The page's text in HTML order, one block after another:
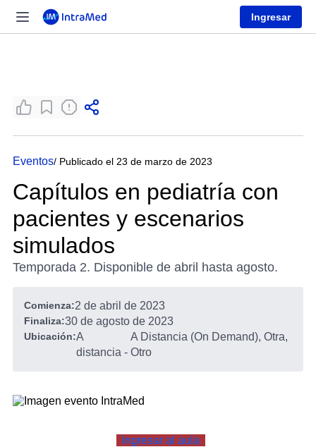
Ingresar
Eventos/ Publicado el 23 de marzo de 2023
Capítulos en pediatría con
pacientes y escenarios
simulados
Temporada 2. Disponible de abril hasta agosto.
Comienza:2 de abril de 2023
Finaliza:30 de agosto de 2023
Ubicación:A
distancia -
A Distancia (on Demand), Otra,
Otro
Ingresar al aula